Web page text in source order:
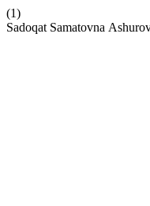
(1)
Sadoqat Sаmаtovnа